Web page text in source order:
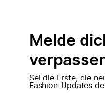
Melde
Sei die Erste, die
Fashion-Updates